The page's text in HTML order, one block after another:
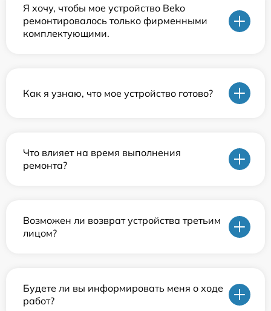
Я хочу, чтобы мое устройство Beko
ремонтировалось только фирменными
комплектующими.
Как я узнаю, что мое устройство готово?
Что влияет на время выполнения
ремонта?
Возможен ли возврат устройства третьим
лицом?
Будете ли вы информировать меня о ходе
работ?